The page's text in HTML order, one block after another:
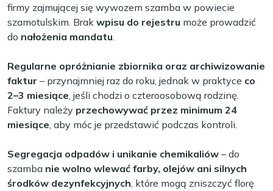
firmy zajmującej się wywozem szamba w powiecie
szamotulskim. Brak wpisu do rejestru może prowadzić
do nałożenia mandatu.
Regularne opróżnianie zbiornika oraz archiwizowanie
faktur – przynajmniej raz do roku, jednak w praktyce co
2–3 miesiące, jeśli chodzi o czteroosobową rodzinę.
Faktury należy przechowywać przez minimum 24
miesiące, aby móc je przedstawić podczas kontroli.
Segregacja odpadów i unikanie chemikaliów – do
szamba nie wolno wlewać farby, olejów ani silnych
środków dezynfekcyjnych, które mogą zniszczyć florę